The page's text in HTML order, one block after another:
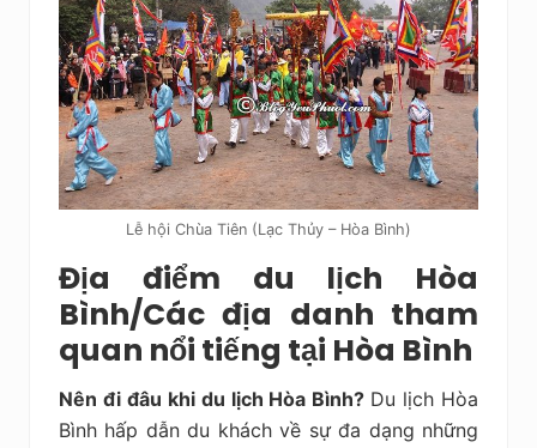
Lễ hội Chùa Tiên (Lạc Thủy – Hòa Bình)
Địa điểm du lịch Hòa
Bình/Các địa danh tham
quan nổi tiếng tại Hòa Bình
Nên đi đâu khi du lịch Hòa Bình? Du lịch Hòa
Bình hấp dẫn du khách về sự đa dạng những